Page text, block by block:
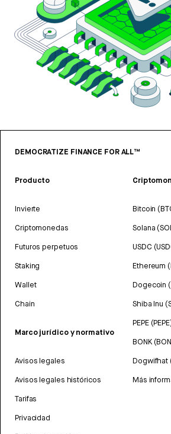
DEMOCRATIZE FINANCE FOR ALL™
Producto
Invierte
Criptomonedas
Futuros perpetuos
Staking
Wallet
Chain
Marco jurídico y normativo
Avisos legales
Avisos legales históricos
Tarifas
Privacidad
Bitcoin
Solana
USDC
Ethereum
Dogecoin
Shiba Inu
PEPE
BONK
Dogwifhat
Más